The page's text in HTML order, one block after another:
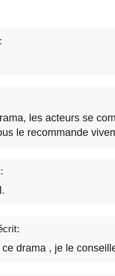
les acteurs se
le recommande
drama , je le